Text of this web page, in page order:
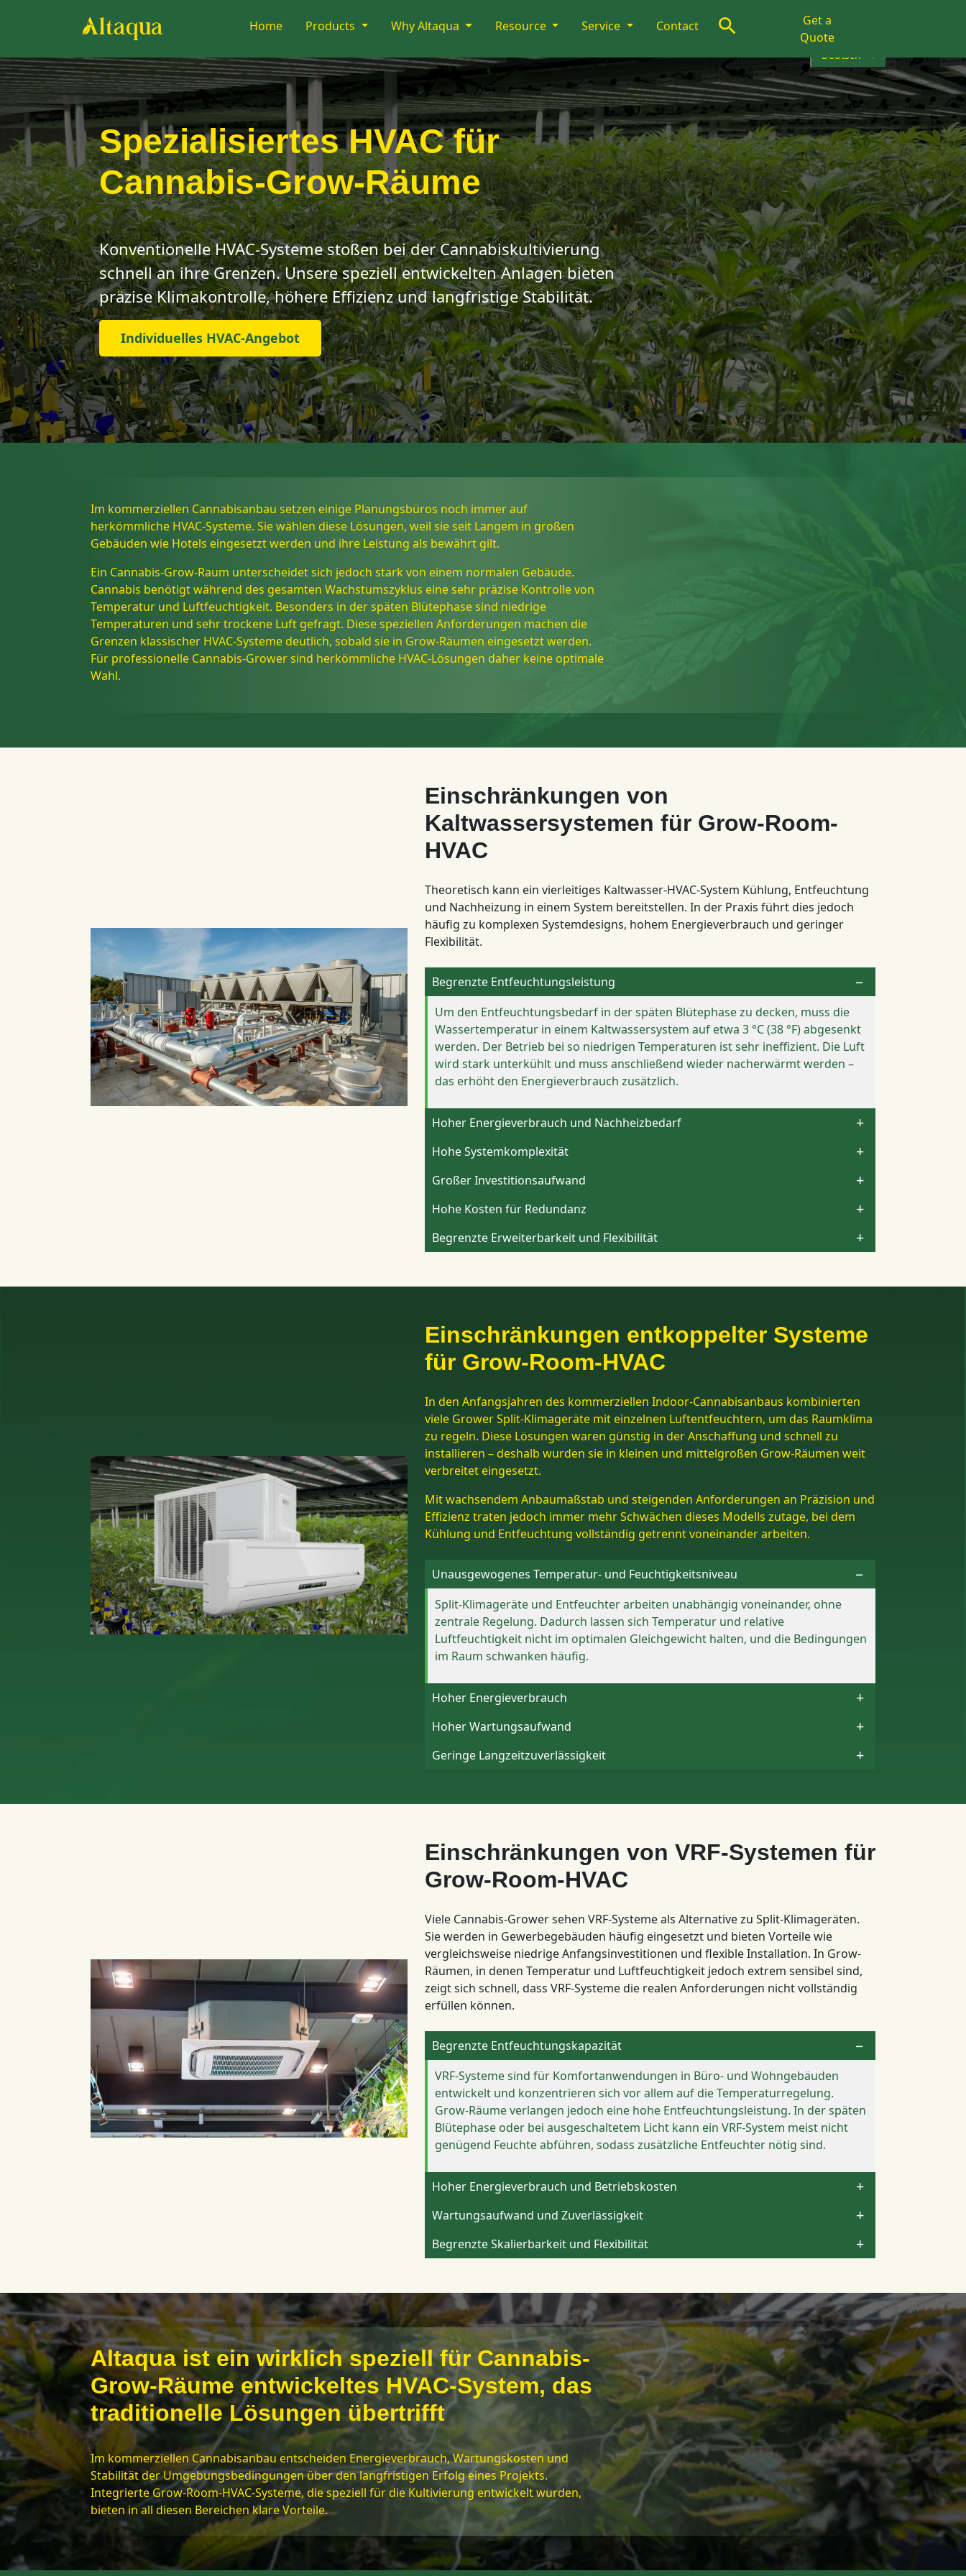
Home Products Why Altaqua Resource Service Contact
Get a
Quote
Deutsch
Spezialisiertes HVAC für
Cannabis-Grow-Räume
Konventionelle HVAC-Systeme stoßen bei der Cannabiskultivierung
schnell an ihre Grenzen. Unsere speziell entwickelten Anlagen bieten
präzise Klimakontrolle, höhere Effizienz und langfristige Stabilität.
Individuelles HVAC-Angebot
Im kommerziellen Cannabisanbau setzen einige Planungsbüros noch immer auf
herkömmliche HVAC-Systeme. Sie wählen diese Lösungen, weil sie seit Langem in großen
Gebäuden wie Hotels eingesetzt werden und ihre Leistung als bewährt gilt.
Ein Cannabis-Grow-Raum unterscheidet sich jedoch stark von einem normalen Gebäude.
Cannabis benötigt während des gesamten Wachstumszyklus eine sehr präzise Kontrolle von
Temperatur und Luftfeuchtigkeit. Besonders in der späten Blütephase sind niedrige
Temperaturen und sehr trockene Luft gefragt. Diese speziellen Anforderungen machen die
Grenzen klassischer HVAC-Systeme deutlich, sobald sie in Grow-Räumen eingesetzt werden.
Für professionelle Cannabis-Grower sind herkömmliche HVAC-Lösungen daher keine optimale
Wahl.
Einschränkungen von
Kaltwassersystemen für Grow-Room-
HVAC
Theoretisch kann ein vierleitiges Kaltwasser-HVAC-System Kühlung, Entfeuchtung
und Nachheizung in einem System bereitstellen. In der Praxis führt dies jedoch
häufig zu komplexen Systemdesigns, hohem Energieverbrauch und geringer
Flexibilität.
Begrenzte Entfeuchtungsleistung
Um den Entfeuchtungsbedarf in der späten Blütephase zu decken, muss die
Wassertemperatur in einem Kaltwassersystem auf etwa 3 °C (38 °F) abgesenkt
werden. Der Betrieb bei so niedrigen Temperaturen ist sehr ineffizient. Die Luft
wird stark unterkühlt und muss anschließend wieder nacherwärmt werden –
das erhöht den Energieverbrauch zusätzlich.
Hoher Energieverbrauch und Nachheizbedarf
Hohe Systemkomplexität
Großer Investitionsaufwand
Hohe Kosten für Redundanz
Begrenzte Erweiterbarkeit und Flexibilität
Einschränkungen entkoppelter Systeme
für Grow-Room-HVAC
In den Anfangsjahren des kommerziellen Indoor-Cannabisanbaus kombinierten
viele Grower Split-Klimageräte mit einzelnen Luftentfeuchtern, um das Raumklima
zu regeln. Diese Lösungen waren günstig in der Anschaffung und schnell zu
installieren – deshalb wurden sie in kleinen und mittelgroßen Grow-Räumen weit
verbreitet eingesetzt.
Mit wachsendem Anbaumaßstab und steigenden Anforderungen an Präzision und
Effizienz traten jedoch immer mehr Schwächen dieses Modells zutage, bei dem
Kühlung und Entfeuchtung vollständig getrennt voneinander arbeiten.
Unausgewogenes Temperatur- und Feuchtigkeitsniveau
Split-Klimageräte und Entfeuchter arbeiten unabhängig voneinander, ohne
zentrale Regelung. Dadurch lassen sich Temperatur und relative
Luftfeuchtigkeit nicht im optimalen Gleichgewicht halten, und die Bedingungen
im Raum schwanken häufig.
Hoher Energieverbrauch
Hoher Wartungsaufwand
Geringe Langzeitzuverlässigkeit
Einschränkungen von VRF-Systemen für
Grow-Room-HVAC
Viele Cannabis-Grower sehen VRF-Systeme als Alternative zu Split-Klimageräten.
Sie werden in Gewerbegebäuden häufig eingesetzt und bieten Vorteile wie
vergleichsweise niedrige Anfangsinvestitionen und flexible Installation. In Grow-
Räumen, in denen Temperatur und Luftfeuchtigkeit jedoch extrem sensibel sind,
zeigt sich schnell, dass VRF-Systeme die realen Anforderungen nicht vollständig
erfüllen können.
Begrenzte Entfeuchtungskapazität
VRF-Systeme sind für Komfortanwendungen in Büro- und Wohngebäuden
entwickelt und konzentrieren sich vor allem auf die Temperaturregelung.
Grow-Räume verlangen jedoch eine hohe Entfeuchtungsleistung. In der späten
Blütephase oder bei ausgeschaltetem Licht kann ein VRF-System meist nicht
genügend Feuchte abführen, sodass zusätzliche Entfeuchter nötig sind.
Hoher Energieverbrauch und Betriebskosten
Wartungsaufwand und Zuverlässigkeit
Begrenzte Skalierbarkeit und Flexibilität
Altaqua ist ein wirklich speziell für Cannabis-
Grow-Räume entwickeltes HVAC-System, das
traditionelle Lösungen übertrifft
Im kommerziellen Cannabisanbau entscheiden Energieverbrauch, Wartungskosten und
Stabilität der Umgebungsbedingungen über den langfristigen Erfolg eines Projekts.
Integrierte Grow-Room-HVAC-Systeme, die speziell für die Kultivierung entwickelt wurden,
bieten in all diesen Bereichen klare Vorteile.